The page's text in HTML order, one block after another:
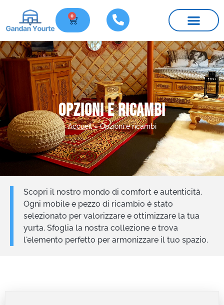
0
Opzioni e ricambi
Accueil»Opzioni e ricambi
Scopri il nostro mondo di comfort e autenticità.
Ogni mobile e pezzo di ricambio è stato
selezionato per valorizzare e ottimizzare la tua
yurta. Sfoglia la nostra collezione e trova
l'elemento perfetto per armonizzare il tuo spazio.